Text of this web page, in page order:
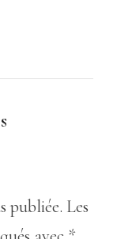
publiée. Les